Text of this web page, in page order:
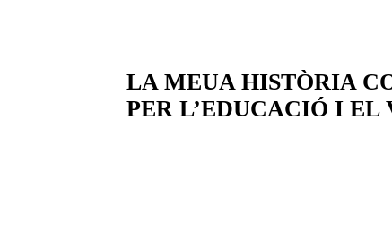
LA MEUA HISTÒRIA
PER L’EDUCACIÓ I EL